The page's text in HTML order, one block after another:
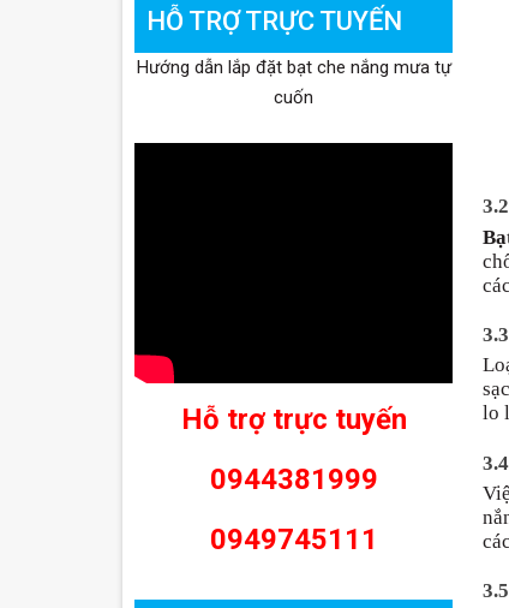
lo
HỖ TRỢ TRỰC TUYẾN
Hướng dẫn lắp đặt bạt che nắng mưa tự
cuốn
Hỗ trợ trực tuyến
0944381999
0949745111